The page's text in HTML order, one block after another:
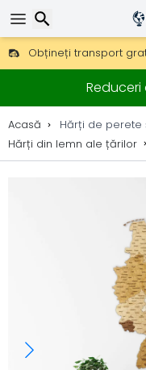
Obțineți transport
DHL Express peste
30 zile pentru retur,
Acasă
Hărți de perete
Hărți din lemn ale țărilor
Căutare